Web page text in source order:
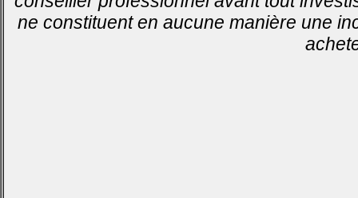
ne constituent en aucune manière une